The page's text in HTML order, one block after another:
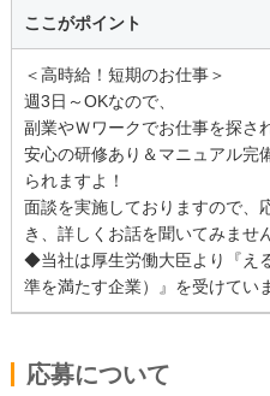
ここがポイント
＜高時給！短期のお仕事＞
週3日～OKなので、
副業やＷワークでお仕事を探さ
安心の研修あり＆マニュアル完
られますよ！
面談を実施しておりますので、
き、詳しくお話を聞いてみませ
◆当社は厚生労働大臣より『え
準を満たす企業）』を受けてい
応募について